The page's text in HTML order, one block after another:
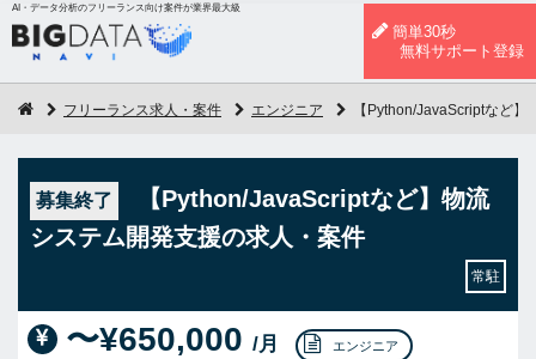
AI・データ分析のフリーランス向け案件が業界最大級
簡単30秒
無料サポート登録
フリーランス求人・案件 エンジニア 【Python/JavaScriptなど
募集終了
【Python/JavaScriptなど】物流
システム開発支援の求人・案件
常駐
〜¥650,000 /月 エンジニア